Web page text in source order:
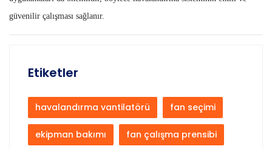
güvenilir çalışması sağlanır.
Etiketler
havalandırma vantilatörü fan seçimi
ekipman bakımı fan çalışma prensibi